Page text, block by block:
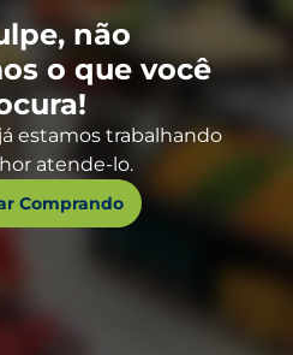
não
o que você
estamos trabalhando
atende-lo.
Comprando